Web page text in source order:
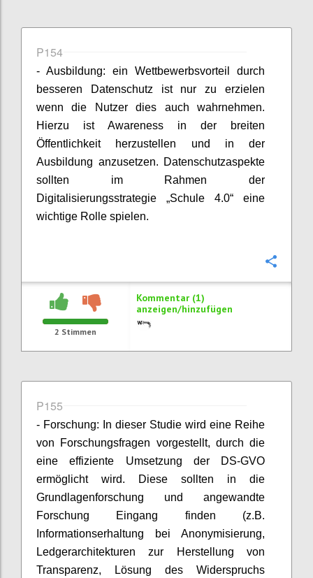
P154
- Ausbildung: ein Wettbewerbsvorteil durch
besseren Datenschutz ist nur zu erzielen
wenn die Nutzer dies auch wahrnehmen.
Hierzu ist Awareness in der breiten
Öffentlichkeit herzustellen und in der
Ausbildung anzusetzen. Datenschutzaspekte
sollten im Rahmen der
Digitalisierungsstrategie „Schule 4.0“ eine
wichtige Rolle spielen.
2 Stimmen
Kommentar (1)
anzeigen/hinzufügen
P155
- Forschung: In dieser Studie wird eine Reihe
von Forschungsfragen vorgestellt, durch die
eine effiziente Umsetzung der DS-GVO
ermöglicht wird. Diese sollten in die
Grundlagenforschung und angewandte
Forschung Eingang finden (z.B.
Informationserhaltung bei Anonymisierung,
Ledgerarchitekturen zur Herstellung von
Transparenz, Lösung des Widerspruchs